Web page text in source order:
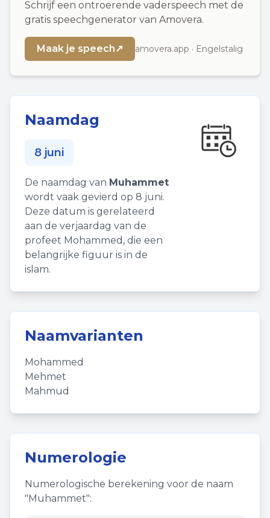
Schrijf een ontroerende vaderspeech met de
gratis speechgenerator van Amovera.
Maak je speech↗ amovera.app · Engelstalig
Naamdag
8 juni
De naamdag van Muhammet
wordt vaak gevierd op 8 juni.
Deze datum is gerelateerd
aan de verjaardag van de
profeet Mohammed, die een
belangrijke figuur is in de
islam.
Naamvarianten
Mohammed
Mehmet
Mahmud
Numerologie
Numerologische berekening voor de naam
"Muhammet":